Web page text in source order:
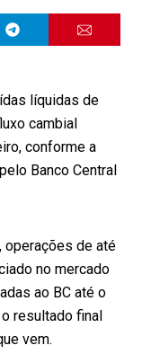
líquidas de
cambial
conforme a
Banco Central
operações de até
no mercado
ao BC até o
resultado final
vem.